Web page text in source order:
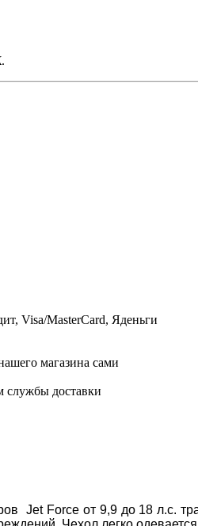
Visa/MasterCard, Яденьги
магазина сами
службы доставки
Jet Force от 9,9 до 18 л.с.